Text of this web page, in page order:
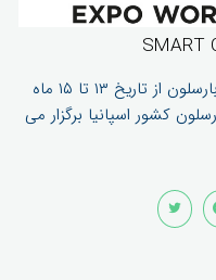
SMART
کنگره جهانی نمایشگاه شهر هوشمند بارسلون از تاریخ ۱۳ تا ۱۵ ماه
۱۳۹۷) در شهر بارسلون کشور اسپانیا برگزار می